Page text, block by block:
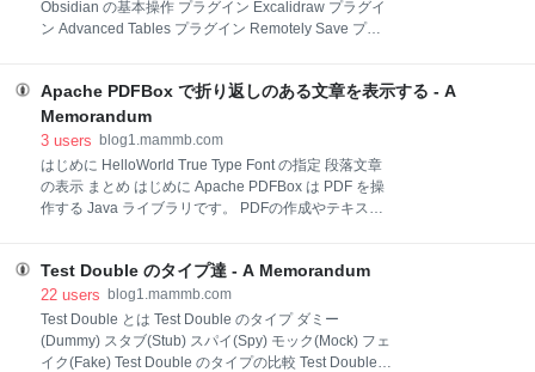
Obsidian の基本操作 プラグイン Excalidraw プラグイ
ン Advanced Tables プラグイン Remotely Save プラ
石)と、アイコンのデザインで損しているアプリだなぁ
と思います)。 Notion ではマークダウン風の記法がで
きますが、Obsidian ではそのままマークダウンファイ
ルを扱います。このファイルは、ローカルにそのまま
*.md ファイルとして保存されるため、例えば一括置換
なども自由に出来たり、Gitリポジトリに入れることが
ルをテキストデータと
Apache PDFBox で折り返しのある文章を表示する - A
Memorandum
3 users blog1.mammb.com
はじめに HelloWorld True Type Font の指定 段落文章
の表示 まとめ はじめに Apache PDFBox は PDF を操
作する Java ライブラリです。 PDFの作成やテキスト
となっているため、文章を作成しようとした場合に行
の折返し操作を自身で実装する必要があったりしま
す。 ここでは、簡単な HelloWorld からはじめ、折返
しのある文章の表示方法について見ていきます。
HelloWorld まずは簡単な PDF の生成です。 public
Test Double のタイプ達 - A Memorandum
22 users blog1.mammb.com
Test Double とは Test Double のタイプ ダミー
(Dummy) スタブ(Stub) スパイ(Spy) モック(Mock) フェ
イク(Fake) Test Double のタイプの比較 Test Double